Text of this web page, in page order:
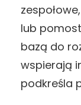
lub
bazą do
wspierają
podkreśla